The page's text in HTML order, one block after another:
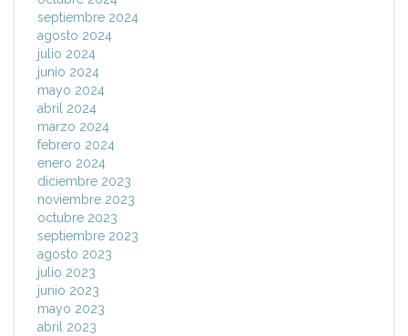
septiembre 2024
agosto 2024
julio 2024
junio 2024
mayo 2024
abril 2024
marzo 2024
febrero 2024
enero 2024
diciembre 2023
noviembre 2023
octubre 2023
septiembre 2023
agosto 2023
julio 2023
junio 2023
mayo 2023
abril 2023